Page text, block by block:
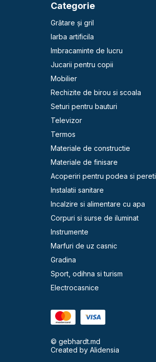
Categorie
Grătare și gril
Iarba artificila
Imbracaminte de lucru
Jucarii pentru copii
Mobilier
Rechizite de birou si scoala
Seturi pentru bauturi
Televizor
Termos
Materiale de constructie
Materiale de finisare
Acoperiri pentru podea si pereti
Instalatii sanitare
Incalzire si alimentare cu apa
Corpuri si surse de iluminat
Instrumente
Marfuri de uz casnic
Gradina
Sport, odihna si turism
Electrocasnice
© gebhardt.md
Created by Alidensia